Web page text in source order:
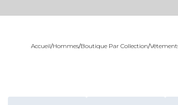
Accueil/Hommes/Boutique Par Collection/